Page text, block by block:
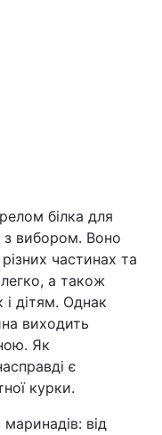
білка для
вибором. Воно
частинах та
а також
дітям. Однак
виходить
Як
є
курки.
маринадів: від